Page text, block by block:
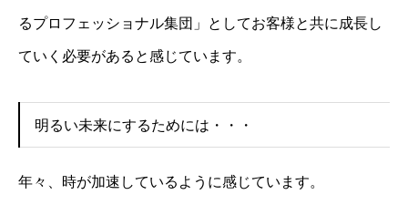
るプロフェッショナル集団」としてお客様と共に成長し
ていく必要があると感じています。
明るい未来にするためには・・・
年々、時が加速しているように感じています。